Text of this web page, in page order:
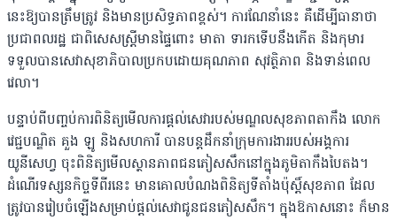
នេះឱ្យបានត្រឹមត្រូវ និងមានប្រសិទ្ធភាពខ្ពស់។ ការណែនាំនេះ គឺដើម្បីធានាថា
ប្រជាពលរដ្ឋ ជាពិសេសស្ត្រីមានផ្ទៃពោះ មាតា ទារកទើបនឹងកើត និងកុមារ
ទទួលបានសេវាសុខាភិបាលប្រកបដោយគុណភាព សុវត្ថិភាព និងទាន់ពេល
វេលា។
បន្ទាប់ពីបញ្ចប់ការពិនិត្យមើលការផ្តល់សេវារបស់មណ្ឌលសុខភាពតាកឹង លោក
វេជ្ជបណ្ឌិត គួង ឡូ និងសហការី បានបន្តដឹកនាំក្រុមការងាររបស់អង្គការ
យូនីសេហ្វ ចុះពិនិត្យមើលស្ថានភាពជនភៀសសឹកនៅក្នុងភូមិតាកឹងបៃតង។
ដំណើរទស្សនកិច្ចទីពីរនេះ មានគោលបំណងពិនិត្យទីតាំងប៉ុស្តិ៍សុខភាព ដែល
ត្រូវបានរៀបចំឡើងសម្រាប់ផ្តល់សេវាជូនជនភៀសសឹក។ ក្នុងឱកាសនោះ ក៏មាន